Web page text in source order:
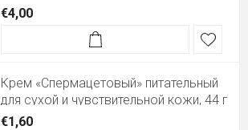
€4,00
Крем «Спермацетовый» питательный
для сухой и чувствительной кожи, 44 г
€1,60